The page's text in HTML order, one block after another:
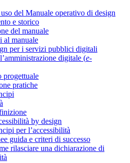
del Manuale operativo di design
e storico
del manuale
al manuale
per i servizi pubblici digitali
digitale (e-
progettuale
pratiche
by design
per l’accessibilità
guida e criteri di successo
rilasciare una dichiarazione di